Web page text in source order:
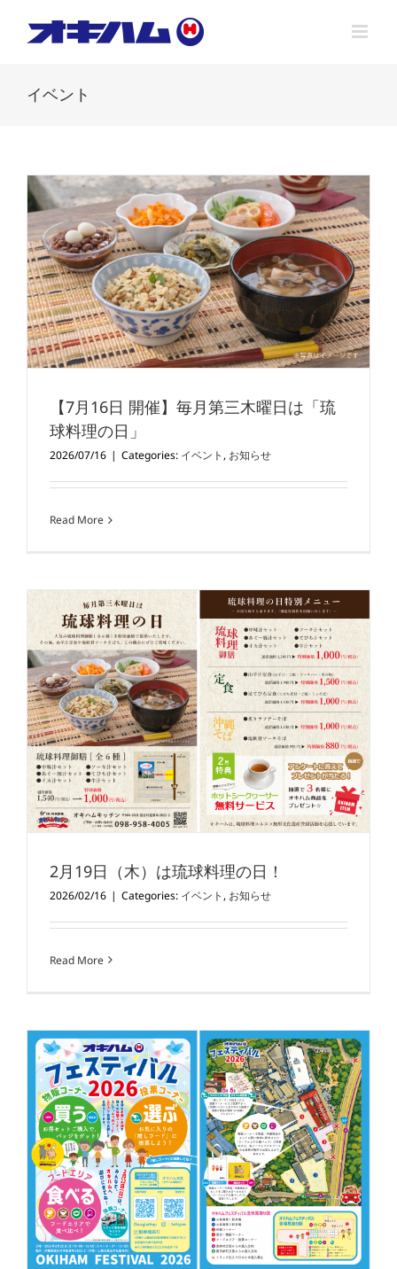
イベント
【7月16日 開催】毎月第三木曜日は「琉
球料理の日」
2026/07/16 | Categories: イベント, お知らせ
Read More
2月19日（木）は琉球料理の日！
2026/02/16 | Categories: イベント , お知らせ
Read More